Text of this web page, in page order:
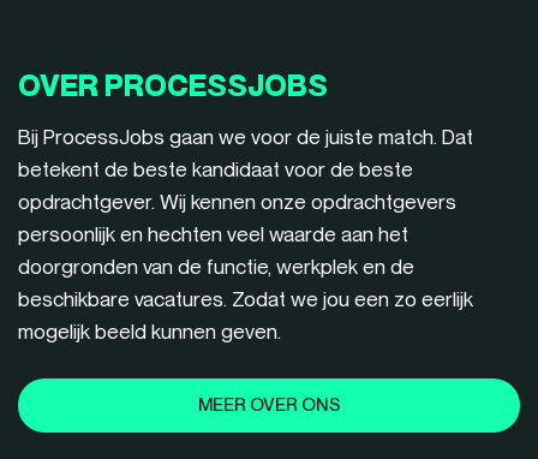
OVER PROCESSJOBS
Bij ProcessJobs gaan we voor de juiste match. Dat
betekent de beste kandidaat voor de beste
opdrachtgever. Wij kennen onze opdrachtgevers
persoonlijk en hechten veel waarde aan het
doorgronden van de functie, werkplek en de
beschikbare vacatures. Zodat we jou een zo eerlijk
mogelijk beeld kunnen geven.
MEER OVER ONS